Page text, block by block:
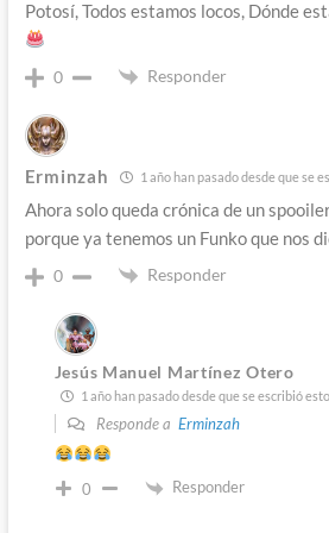
Potosí, Todos estamos locos, Dónde
0 Responder
Erminzah 1 año han pasado desde que se
Ahora solo queda crónica de un
porque ya tenemos un Funko que nos
0 Responder
Jesús Manuel Martínez Otero
1 año han pasado desde que se escribió esto
Responde a Erminzah
0 Responder